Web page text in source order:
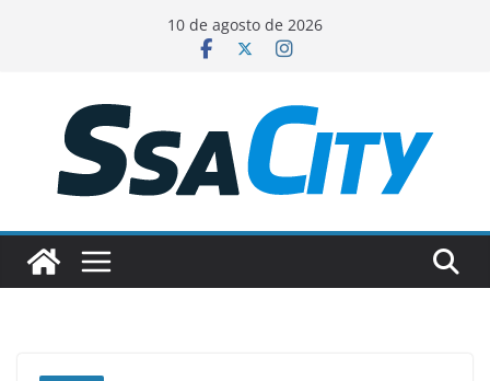
conteúdo
10 de agosto de 2026